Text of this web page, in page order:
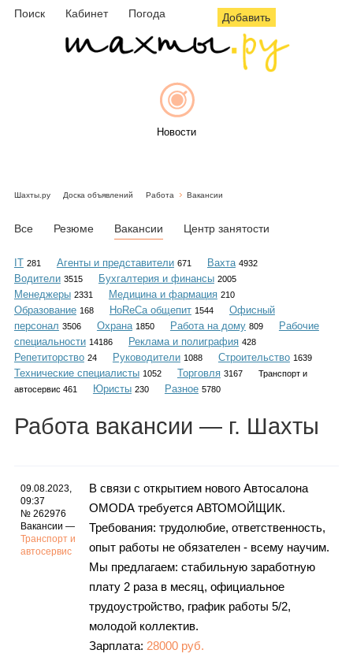
Поиск Кабинет Погода Добавить
Новости
Объявления
Каталог
Инфо
Гороскоп
Карты
Шахты.ру Доска объявлений Работа Вакансии
Все Резюме Вакансии Центр занятости
IT 281 Агенты и представители 671 Вахта 4932
Водители 3515 Бухгалтерия и финансы 2005
Менеджеры 2331 Медицина и фармация 210
Образование 168 HoReCa общепит 1544
Офисный
персонал 3506 Охрана 1850 Работа на дому 809
Рабочие
специальности 14186 Реклама и полиграфия 428
Репетиторство 24 Руководители 1088 Строительство 1639
Технические специалисты 1052 Торговля 3167
Транспорт и
автосервис 461
Юристы 230 Разное 5780
Работа вакансии — г. Шахты
09.08.2023,
09:37
№ 262976
Вакансии —
Транспорт и
автосервис
В связи с открытием нового Автосалона
ОМОDА требуется АВТОМОЙЩИК.
Требования: трудолюбие, ответственность,
опыт работы не обязателен - всему научим.
Мы предлагаем: стабильную заработную
плату 2 раза в месяц, официальное
трудоустройство, график работы 5/2,
молодой коллектив.
Зарплата: 28000 руб.